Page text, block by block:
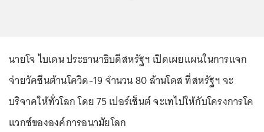
นายโจ ไบเดน ประธานาธิบดีสหรัฐฯ เปิดเผยแผนในการแจก
จ่ายวัคซีนต้านโควิด-19 จำนวน 80 ล้านโดส ที่สหรัฐฯ จะ
บริจาคให้ทั่วโลก โดย 75 เปอร์เซ็นต์ จะเทไปให้กับโครงการโค
แวกซ์ขององค์การอนามัยโลก